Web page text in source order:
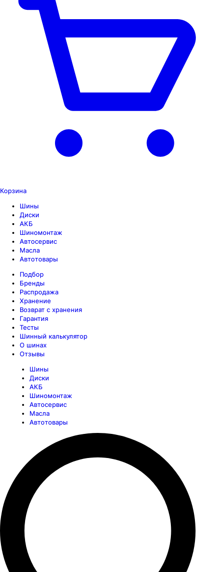
Корзина
Шины
Диски
АКБ
Шиномонтаж
Автосервис
Масла
Автотовары
Подбор
Бренды
Распродажа
Хранение
Возврат с хранения
Гарантия
Тесты
Шинный калькулятор
О шинах
Отзывы
Шины
Диски
АКБ
Шиномонтаж
Автосервис
Масла
Автотовары